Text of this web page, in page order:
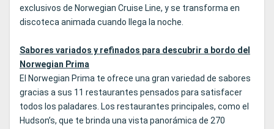
exclusivos de Norwegian Cruise Line, y se transforma en
discoteca animada cuando llega la noche.
Sabores variados y refinados para descubrir a bordo del
Norwegian Prima
El Norwegian Prima te ofrece una gran variedad de sabores
gracias a sus 11 restaurantes pensados para satisfacer
todos los paladares. Los restaurantes principales, como el
Hudson’s, que te brinda una vista panorámica de 270